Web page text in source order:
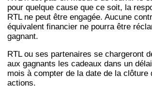
pour quelque cause que ce soit, la
RTL ne peut être engagée. Aucune
équivalent financier ne pourra être
gagnant.
RTL ou ses partenaires se chargeront
aux gagnants les cadeaux dans un
mois à compter de la date de la clôture
actions.